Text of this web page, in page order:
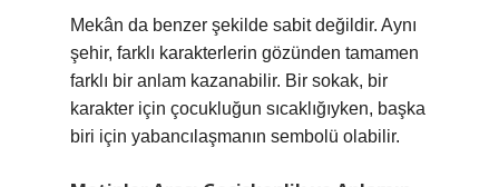
Mekân da benzer şekilde sabit değildir. Aynı
şehir, farklı karakterlerin gözünden tamamen
farklı bir anlam kazanabilir. Bir sokak, bir
karakter için çocukluğun sıcaklığıyken, başka
biri için yabancılaşmanın sembolü olabilir.